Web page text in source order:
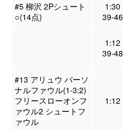
#5 柳沢 2Pシュート
○(14点)
1:30
39-46
1:12
39-48
#13 アリュウ パーソ
ナルファウル(1-3:2)
フリースローオンフ
ァウル2 シュートフ
ァウル
1:12